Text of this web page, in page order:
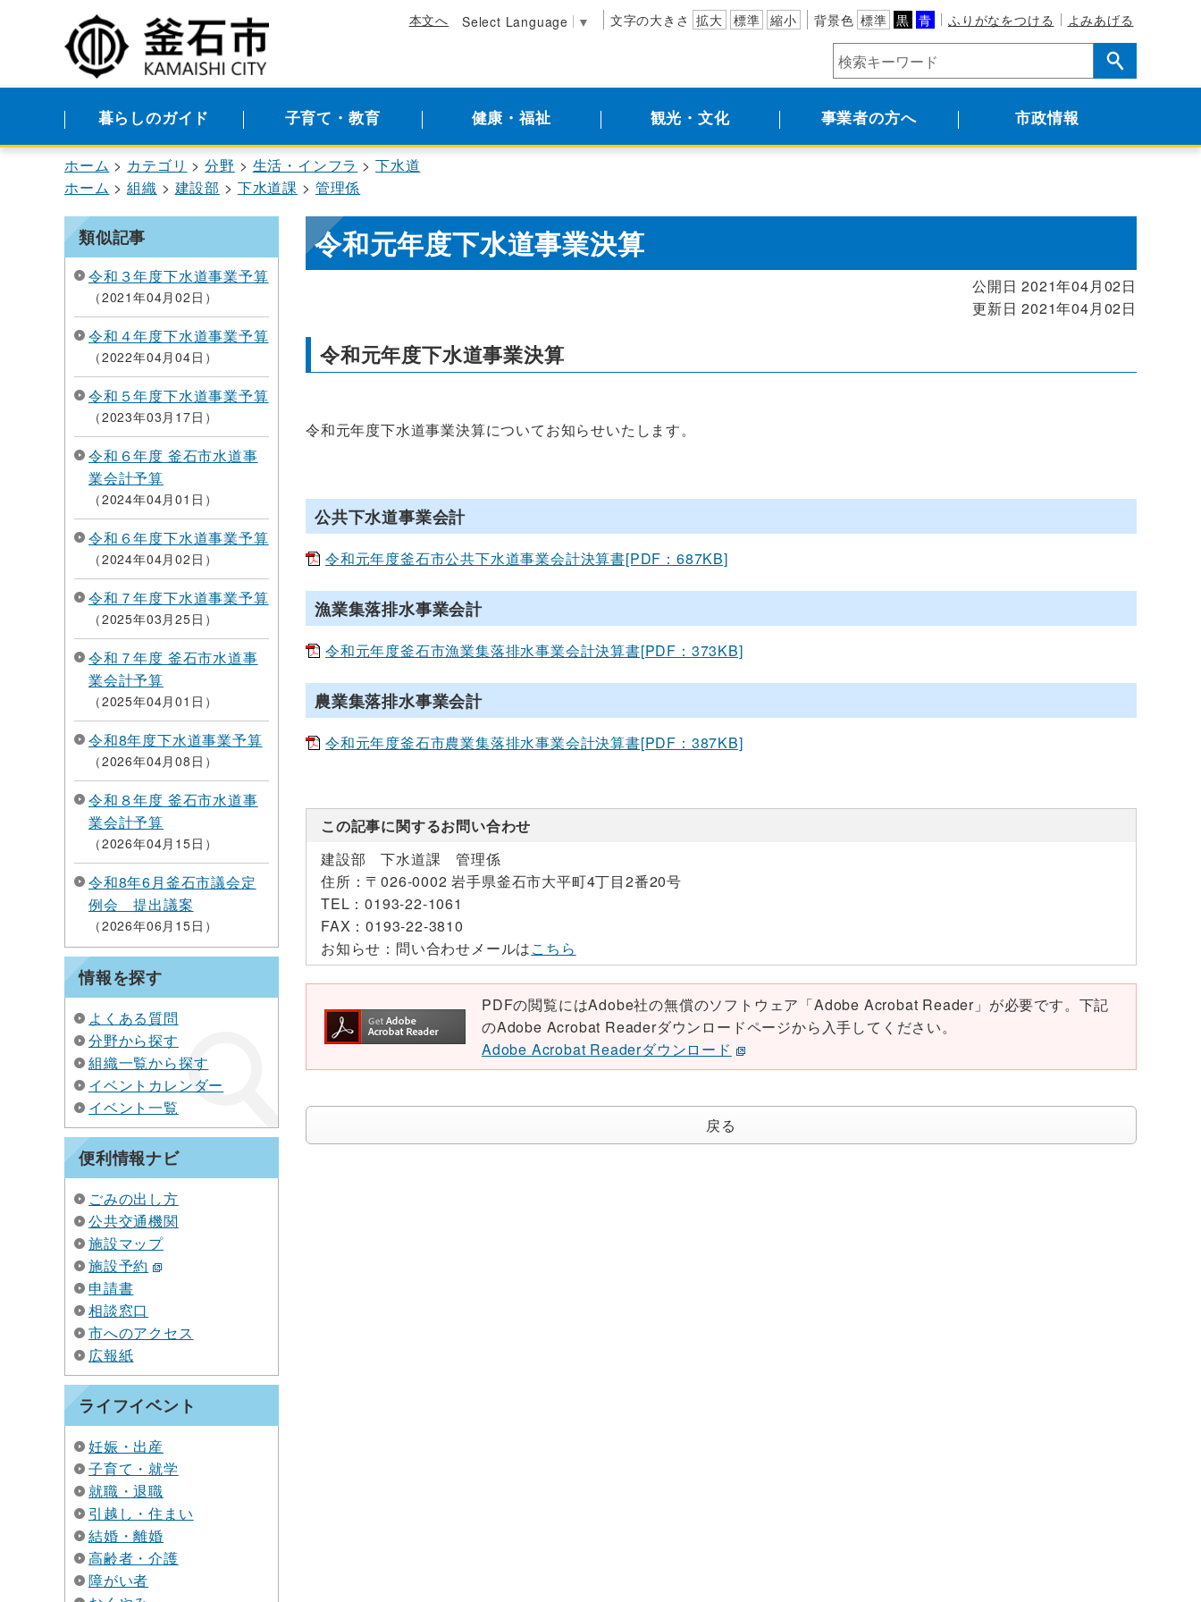
本文へ Select Language ▼ 文字の大きさ 拡大 標準 縮小 背景色 標準 黒 青 ふりがなをつける よみあげる
暮らしのガイド 子育て・教育 健康・福祉 観光・文化 事業者の方へ 市政情報
ホーム カテゴリ 分野 生活・インフラ
下水道
ホーム
組織 建設部 下水道課 管理係
類似記事
令和３年度下水道事業予算
2021年04月02日
令和４年度下水道事業予算
2022年04月04日
令和５年度下水道事業予算
2023年03月17日
令和６年度 釜石市水道事
業会計予算
2024年04月01日
令和６年度下水道事業予算
2024年04月02日
令和７年度下水道事業予算
2025年03月25日
令和７年度 釜石市水道事
業会計予算
2025年04月01日
令和8年度下水道事業予算
2026年04月08日
令和８年度 釜石市水道事
業会計予算
2026年04月15日
令和8年6月釜石市議会定
例会 提出議案
2026年06月15日
情報を探す
よくある質問
分野から探す
組織一覧から探す
イベントカレンダー
イベント一覧
便利情報ナビ
ごみの出し方
公共交通機関
施設マップ
施設予約
申請書
相談窓口
市へのアクセス
広報紙
ライフイベント
妊娠・出産
子育て・就学
就職・退職
引越し・住まい
結婚・離婚
高齢者・介護
障がい者
令和元年度下水道事業決算
公開日 2021年04月02日
更新日 2021年04月02日
令和元年度下水道事業決算
令和元年度下水道事業決算についてお知らせいたします。
公共下水道事業会計
令和元年度釜石市公共下水道事業会計決算書[PDF：687KB]
漁業集落排水事業会計
令和元年度釜石市漁業集落排水事業会計決算書[PDF：373KB]
農業集落排水事業会計
令和元年度釜石市農業集落排水事業会計決算書[PDF：387KB]
この記事に関するお問い合わせ
建設部 下水道課 管理係
住所： 〒026-0002 岩手県釜石市大平町4丁目2番20号
TEL：0193-22-1061
FAX：0193-22-3810
お知らせ： 問い合わせメールはこちら
PDFの閲覧にはAdobe社の無償のソフトウェア「Adobe Acrobat Reader」が必要です。下記
のAdobe Acrobat Readerダウンロードページから入手してください。
Adobe Acrobat Readerダウンロード
戻る